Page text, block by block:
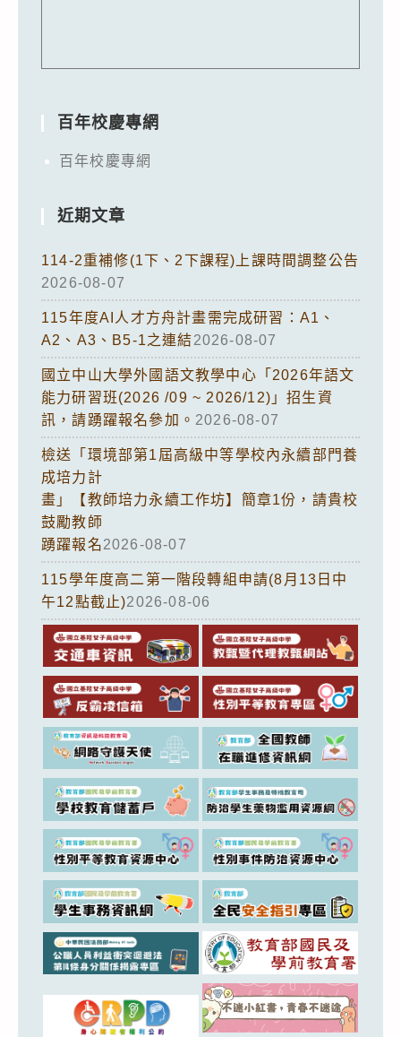
百年校慶專網
百年校慶專網
近期文章
114-2重補修(1下、2下課程)上課時間調整公告
2026-08-07
115年度AI人才方舟計畫需完成研習：A1、
A2、A3、B5-1之連結2026-08-07
國立中山大學外國語文教學中心「2026年語文
能力研習班(2026 /09 ~ 2026/12)」招生資
訊，請踴躍報名參加。 2026-08-07
檢送「環境部第1屆高級中等學校內永續部門養
成培力計
畫」【教師培力永續工作坊】簡章1份，請貴校
鼓勵教師
踴躍報名2026-08-07
115學年度高二第一階段轉組申請(8月13日中
午12點截止)2026-08-06